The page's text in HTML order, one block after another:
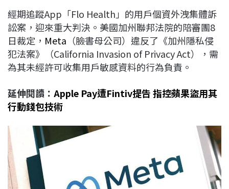
b
o
o
k
a
d
s
e
d
I
n
L
i
n
k
經期追蹤App「Flo Health」的用戶個資外洩集體訴
訟案，迎來重大判決。美國加州聯邦法院的陪審團8
日裁定， Meta （臉書母公司）違反了《加州隱私侵
犯法案》（California Invasion of Privacy Act），需
為其未經許可收集用戶敏感資料的行為負責。
延伸閱讀： Apple Pay遭Fintiv提告 指控蘋果盜用其
行動錢包技術